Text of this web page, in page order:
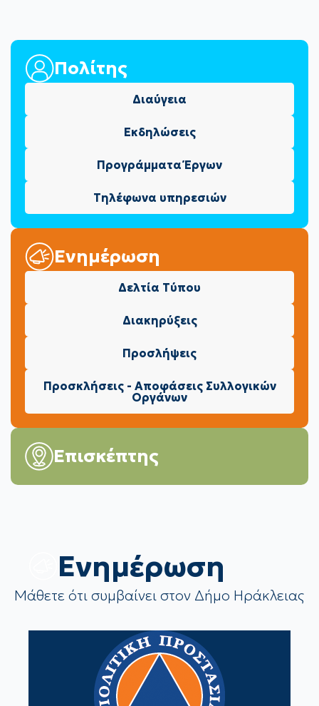
Πολίτης
Διαύγεια
Εκδηλώσεις
Προγράμματα Έργων
Τηλέφωνα υπηρεσιών
Ενημέρωση
Δελτία Τύπου
Διακηρύξεις
Προσλήψεις
Προσκλήσεις - Αποφάσεις Συλλογικών
Οργάνων
Επισκέπτης
Eνημέρωση
Μάθετε ότι συμβαίνει στον Δήμο Ηράκλειας